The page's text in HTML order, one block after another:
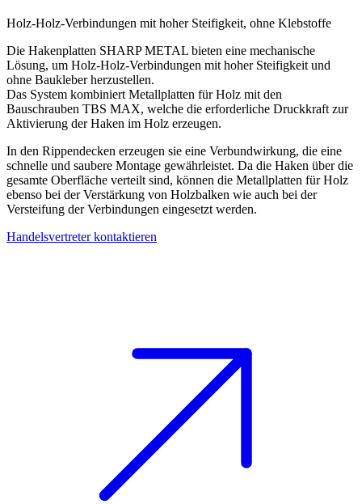
Holz-Holz-Verbindungen mit hoher Steifigkeit, ohne Klebstoffe
Die Hakenplatten SHARP METAL bieten eine mechanische
Lösung, um Holz-Holz-Verbindungen mit hoher Steifigkeit und
ohne Baukleber herzustellen.
Das System kombiniertMetallplatten für Holz mit den
Bauschrauben TBS MAX, welche die erforderliche Druckkraft zur
Aktivierung der Haken im Holz erzeugen.
In den Rippendecken erzeugen sie eine Verbundwirkung, die eine
schnelle und saubere Montage gewährleistet. Da die Haken über die
gesamte Oberfläche verteilt sind, können die Metallplatten für Holz
ebenso bei derVerstärkung von Holzbalken wie auch bei der
Versteifung der Verbindungen eingesetzt werden.
Handelsvertreter kontaktieren